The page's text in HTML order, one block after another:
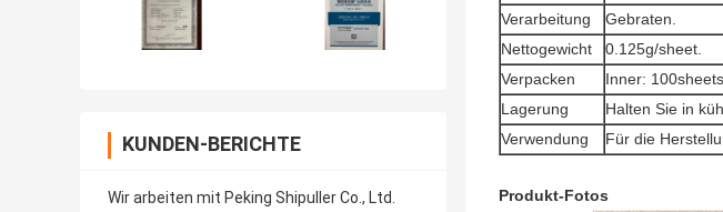
KUNDEN-BERICHTE
Wir arbeiten mit Peking Shipuller Co., Ltd.
Verarbeitung
Gebraten.
Nettogewicht
0.125g/sheet.
Verpacken
Inner:
Lagerung
Halten Sie in
Verwendung
Für die
Produkt-Fotos